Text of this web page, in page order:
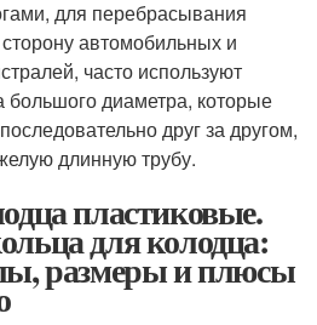
для перебрасывания
автомобильных и
часто используют
большого диаметра, которые
друг за другом,
длинную трубу.
пластиковые.
для колодца:
размеры и плюсы